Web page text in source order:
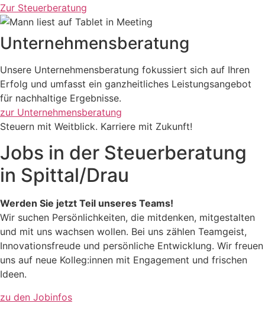
Zur Steuerberatung
Unternehmens­beratung
Unsere Unternehmensberatung fokussiert sich auf Ihren
Erfolg und umfasst ein ganzheitliches Leistungsangebot
für nachhaltige Ergebnisse.
zur Unternehmensberatung
Steuern mit Weitblick. Karriere mit Zukunft!
Jobs in der Steuerberatung
in Spittal/Drau
Werden Sie jetzt Teil unseres Teams!
Wir suchen Persönlichkeiten, die mitdenken, mitgestalten
und mit uns wachsen wollen. Bei uns zählen Teamgeist,
Innovationsfreude und persönliche Entwicklung. Wir freuen
uns auf neue Kolleg:innen mit Engagement und frischen
Ideen.
zu den Jobinfos